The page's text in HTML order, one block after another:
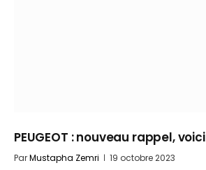
PEUGEOT : nouveau rappel,
ParMustapha Zemri 19 octobre 2023